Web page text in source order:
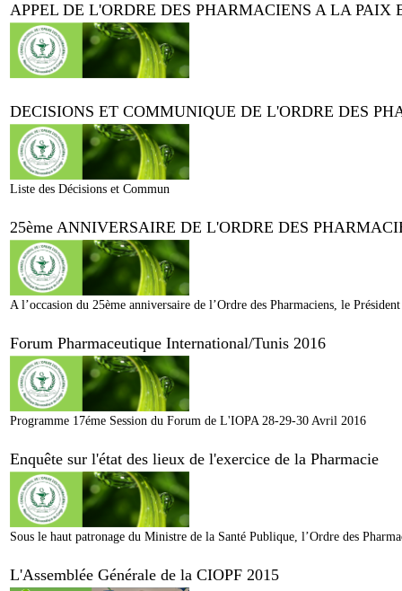
APPEL DE L'ORDRE DES PHARMACIENS A LA PAIX
DECISIONS ET COMMUNIQUE DE L'ORDRE DES
Liste des Décisions et Commun
25ème ANNIVERSAIRE DE L'ORDRE DES
A l’occasion du 25ème anniversaire de l’Ordre des Pharmaciens, le
Forum Pharmaceutique International/Tunis 2016
Programme 17éme Session du Forum de L'IOPA 28-29-30 Avril 2016
Enquête sur l'état des lieux de l'exercice de la Pharmacie
Sous le haut patronage du Ministre de la Santé Publique, l’Ordre des
L'Assemblée Générale de la CIOPF 2015